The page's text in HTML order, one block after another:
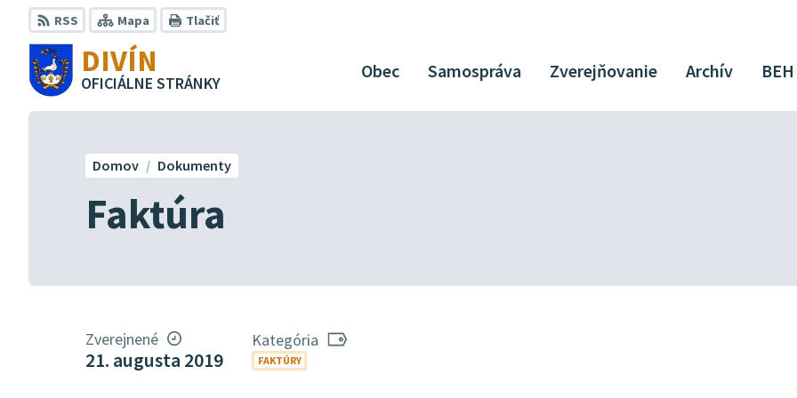
Preskočiť
na
obsah
RSS Mapa Tlačiť
DIVÍN
OFICIÁLNE STRÁNKY
Obec Samospráva Zverejňovanie Archív BEH
Faktúra
Domov Dokumenty
Zverejnené
21. augusta 2019
Kategória
FAKTÚRY